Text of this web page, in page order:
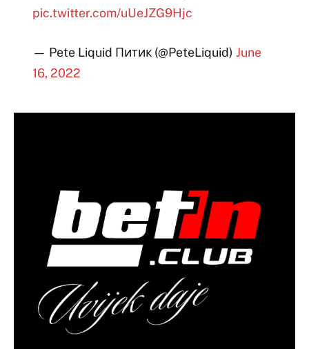
pic.twitter.com/uUeJZG9Hjc
— Pete Liquid Питик (@PeteLiquid) June
16, 2022